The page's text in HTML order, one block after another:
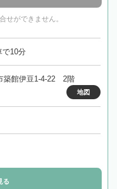
せができません。
10分
築館伊豆1-4-22 2階
地図
る